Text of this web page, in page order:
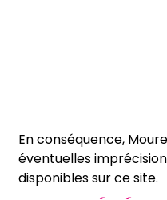
En conséquence,
éventuelles
disponibles sur ce site.